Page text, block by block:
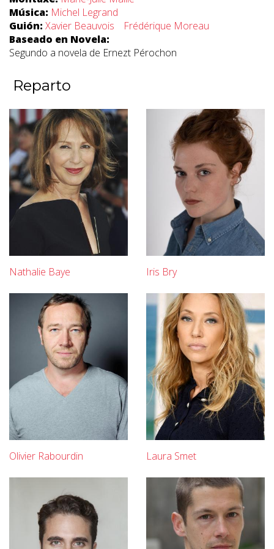
Música: Michel Legrand
Guión: Xavier Beauvois
Frédérique Moreau
Baseado en Novela:
Segundo a novela de Ernezt Pérochon
Reparto
Nathalie Baye Iris Bry
Olivier Rabourdin Laura Smet